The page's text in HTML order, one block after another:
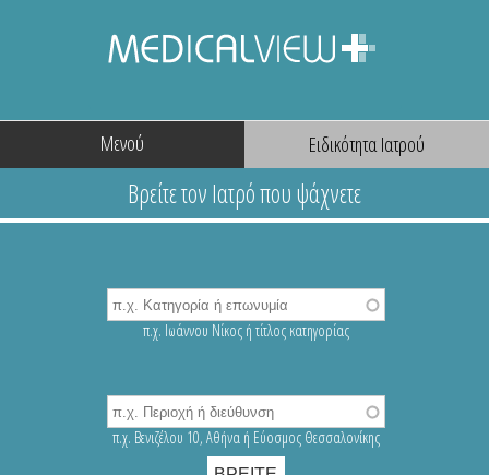
Μενού
π.χ. Ιωάννου Νίκος ή τίτλος κατηγορίας
π.χ. Βενιζέλου 10, Αθήνα ή Εύοσμος Θεσσαλονίκης